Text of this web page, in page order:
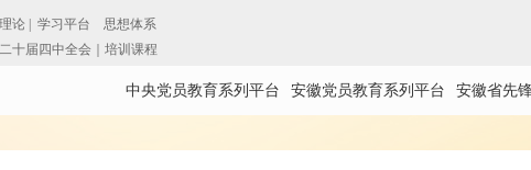
中央党员教育系列平台 安徽党员教育系列平台 安徽省先